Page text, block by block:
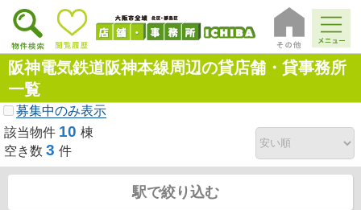
阪神電気鉄道阪神本線周辺の貸店舗・貸事務所
一覧
募集中のみ表示
該当物件 10 棟
空き数 3 件
駅で絞り込む